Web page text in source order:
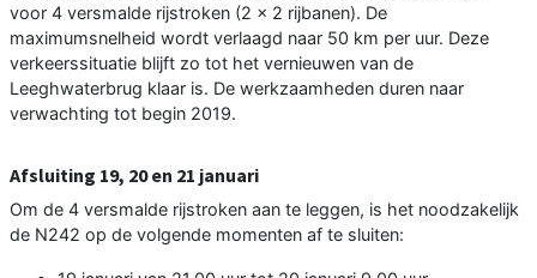
voor 4 versmalde rijstroken (2 x 2 rijbanen). De
maximumsnelheid wordt verlaagd naar 50 km per uur. Deze
verkeerssituatie blijft zo tot het vernieuwen van de
Leeghwaterbrug klaar is. De werkzaamheden duren naar
verwachting tot begin 2019.
Afsluiting 19, 20 en 21 januari
Om de 4 versmalde rijstroken aan te leggen, is het noodzakelijk
de N242 op de volgende momenten af te sluiten: